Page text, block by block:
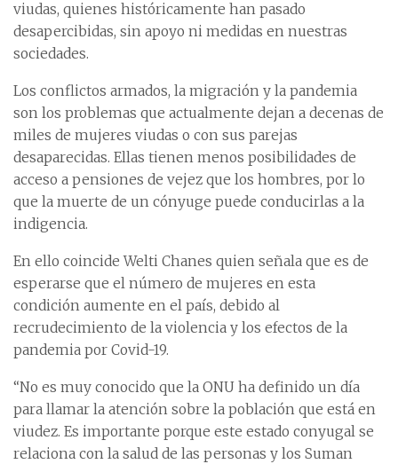
viudas, quienes históricamente han pasado
desapercibidas, sin apoyo ni medidas en nuestras
sociedades.
Los conflictos armados, la migración y la pandemia
son los problemas que actualmente dejan a decenas de
miles de mujeres viudas o con sus parejas
desaparecidas. Ellas tienen menos posibilidades de
acceso a pensiones de vejez que los hombres, por lo
que la muerte de un cónyuge puede conducirlas a la
indigencia.
En ello coincide Welti Chanes quien señala que es de
esperarse que el número de mujeres en esta
condición aumente en el país, debido al
recrudecimiento de la violencia y los efectos de la
pandemia por Covid-19.
“No es muy conocido que la ONU ha definido un día
para llamar la atención sobre la población que está en
viudez. Es importante porque este estado conyugal se
relaciona con la salud de las personas y los Suman